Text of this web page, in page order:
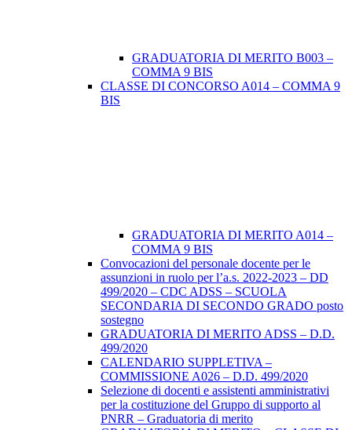
GRADUATORIA DI MERITO B003 –
COMMA 9 BIS
CLASSE DI CONCORSO A014 – COMMA 9
BIS
GRADUATORIA DI MERITO A014 –
COMMA 9 BIS
Convocazioni del personale docente per le
assunzioni in ruolo per l’a.s. 2022-2023 – DD
499/2020 – CDC ADSS – SCUOLA
SECONDARIA DI SECONDO GRADO posto
sostegno
GRADUATORIA DI MERITO ADSS – D.D.
499/2020
CALENDARIO SUPPLETIVA –
COMMISSIONE A026 – D.D. 499/2020
Selezione di docenti e assistenti amministrativi
per la costituzione del Gruppo di supporto al
PNRR – Graduatoria di merito